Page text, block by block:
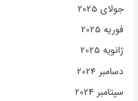
جولای 2025
فوریه 2025
ژانویه 2025
دسامبر 2024
سپتامبر 2024